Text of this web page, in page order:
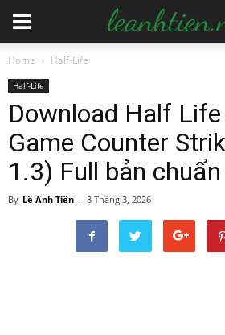
Home Half-Life
Half-Life
Download Half
Game Counter
1.3) Full bản chuẩn
By Lê Anh Tiến - 8 Tháng 3, 2026